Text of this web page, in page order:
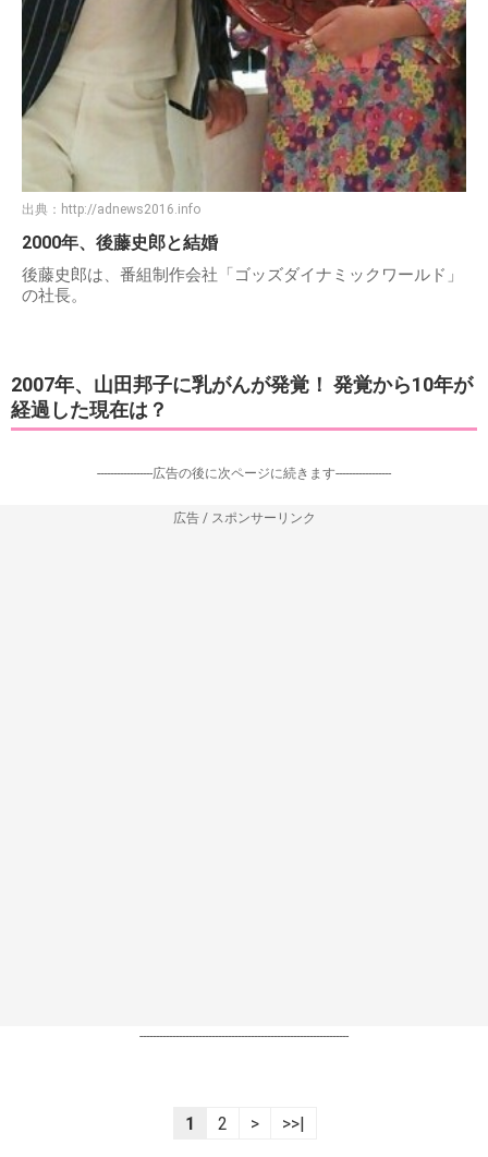
出典： http://adnews2016.info
2000年、後藤史郎と結婚
後藤史郎は、番組制作会社「ゴッズダイナミックワールド」
の社長。
2007年、山田邦子に乳がんが発覚！ 発覚から10年が
経過した現在は？
-----------------広告の後に次ページに続きます-----------------
広告 / スポンサーリンク
----------------------------------------------------------------
1 2 > >>|